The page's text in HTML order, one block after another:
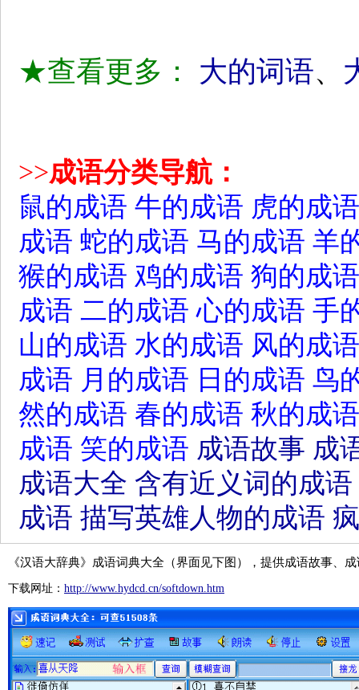
★查看更多： 大的词语、
>>成语分类导航：
鼠的成语 牛的成语 虎的成语
成语 蛇的成语 马的成语 羊
猴的成语 鸡的成语 狗的成语
成语 二的成语 心的成语 手
山的成语 水的成语 风的成语
成语 月的成语 日的成语 鸟
然的成语 春的成语 秋的成语
成语 笑的成语 成语故事 成
成语大全 含有近义词的成语
成语 描写英雄人物的成语
《汉语大辞典》成语词典大全（界面见下图），提供成语故事、
下载网址： http://www.hydcd.cn/softdown.htm